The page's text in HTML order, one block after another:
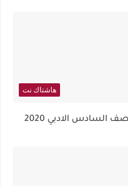
هاشتاك نت
كل ما يخص امتحان الجغرافية للصف السادس الادبي 2020